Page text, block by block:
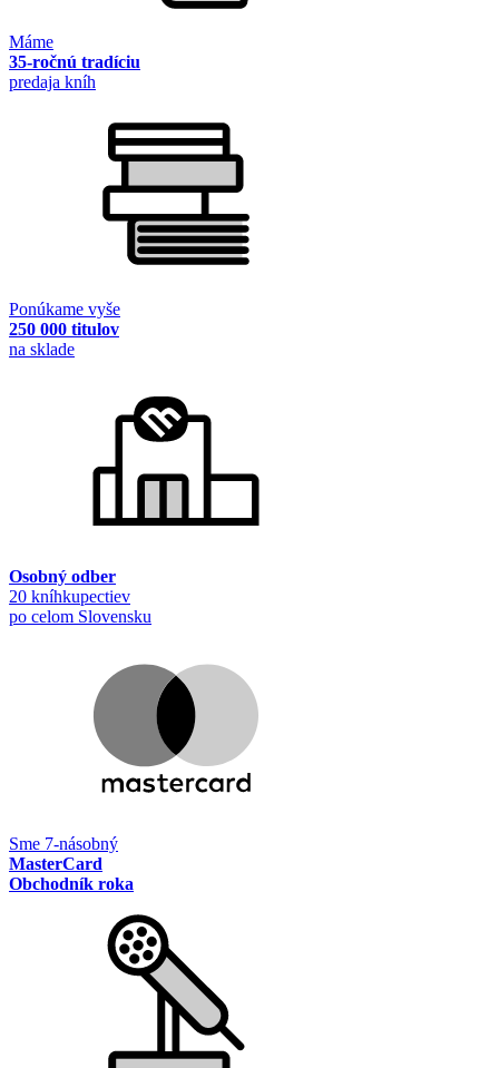
Máme
35-ročnú tradíciu
predaja kníh
Ponúkame vyše
250 000 titulov
na sklade
Osobný odber
20 kníhkupectiev
po celom Slovensku
Sme 7-násobný
MasterCard
Obchodník roka